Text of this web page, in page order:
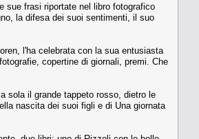
sue frasi riportate nel libro fotografico
la difesa dei suoi sentimenti, il suo
l'ha celebrata con la sua entusiasta
copertine di giornali, premi. Che
sola il grande tappeto rosso, dietro le
nascita dei suoi figli e di Una giornata